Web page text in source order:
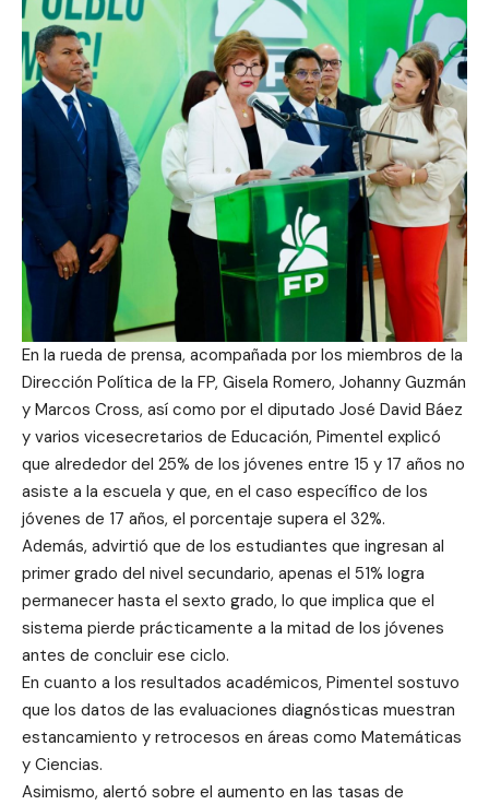
En la rueda de prensa, acompañada por los miembros de la
Dirección Política de la FP, Gisela Romero, Johanny Guzmán
y Marcos Cross, así como por el diputado José David Báez
y varios vicesecretarios de Educación, Pimentel explicó
que alrededor del 25% de los jóvenes entre 15 y 17 años no
asiste a la escuela y que, en el caso específico de los
jóvenes de 17 años, el porcentaje supera el 32%.
Además, advirtió que de los estudiantes que ingresan al
primer grado del nivel secundario, apenas el 51% logra
permanecer hasta el sexto grado, lo que implica que el
sistema pierde prácticamente a la mitad de los jóvenes
antes de concluir ese ciclo.
En cuanto a los resultados académicos, Pimentel sostuvo
que los datos de las evaluaciones diagnósticas muestran
estancamiento y retrocesos en áreas como Matemáticas
y Ciencias.
Asimismo, alertó sobre el aumento en las tasas de